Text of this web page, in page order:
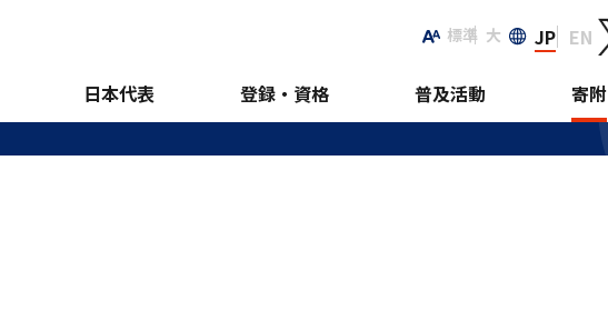
標準 大 JP EN
日本代表 登録・資格 普及活動 寄附